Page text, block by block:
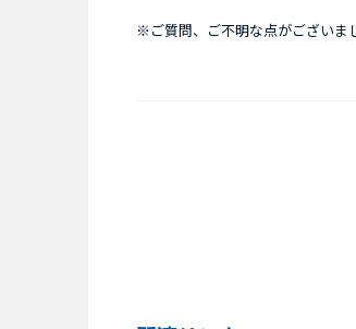
※ご質問、ご不明な点がございま